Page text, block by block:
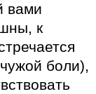
вами
к
боли),